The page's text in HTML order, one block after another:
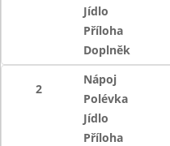
Jídlo
Příloha
Doplněk
2
Nápoj
Polévka
Jídlo
Příloha